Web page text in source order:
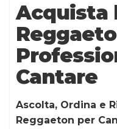
Acquista
Cantare
Ascolta, Ordina e
Reggaeton per